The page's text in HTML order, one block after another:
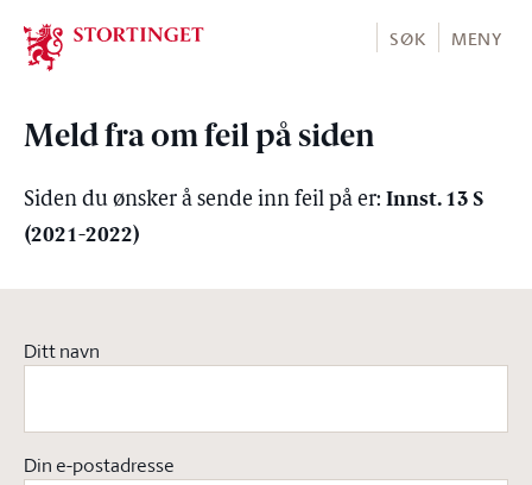
Stortinget.no
SØK MENY
Meld fra om feil på siden
Siden du ønsker å sende inn feil på er: Innst. 13 S
(2021-2022)
Ditt navn
Din e-postadresse